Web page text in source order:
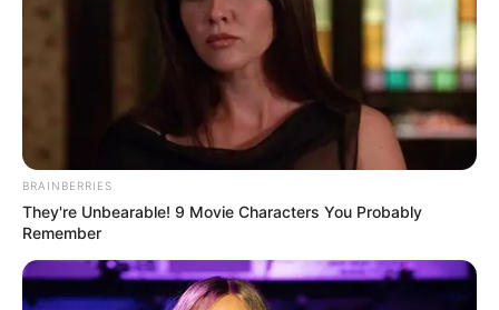
Instagram @cvillaloboss
Carmen Villalobos aparece bailando con otro hombre
Por: Natalia Espitia Salazar
Junio 19, 2022
BRAINBERRIES
They're Unbearable! 9 Movie Characters You Probably
Remember